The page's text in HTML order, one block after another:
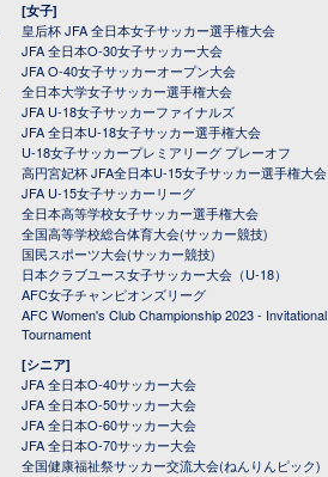
[女子]
皇后杯 JFA 全日本女子サッカー選手権大会
JFA 全日本O-30女子サッカー大会
JFA O-40女子サッカーオープン大会
全日本大学女子サッカー選手権大会
JFA U-18女子サッカーファイナルズ
JFA 全日本U-18女子サッカー選手権大会
U-18女子サッカープレミアリーグ プレーオフ
高円宮妃杯 JFA全日本U-15女子サッカー選手権大会
JFA U-15女子サッカーリーグ
全日本高等学校女子サッカー選手権大会
全国高等学校総合体育大会(サッカー競技)
国民スポーツ大会(サッカー競技)
日本クラブユース女子サッカー大会（U-18）
AFC女子チャンピオンズリーグ
AFC Women's Club Championship 2023 - Invitational
Tournament
[シニア]
JFA 全日本O-40サッカー大会
JFA 全日本O-50サッカー大会
JFA 全日本O-60サッカー大会
JFA 全日本O-70サッカー大会
全国健康福祉祭サッカー交流大会(ねんりんピック)